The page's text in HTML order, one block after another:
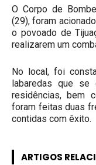
O Corpo de
(29), foram
o povoado de
realizarem um
No local, foi
labaredas que se
residências, bem
foram feitas duas
contidas com êxito.
ARTIGOS